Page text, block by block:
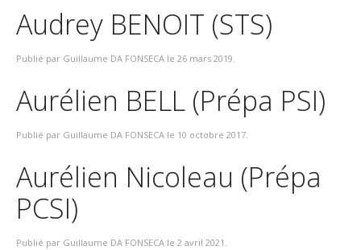
Audrey BENOIT (STS)
Publié par Guillaume DA FONSECA le 26 mars 2019
Aurélien BELL (Prépa PSI)
Publié par Guillaume DA FONSECA le 10 octobre 2017
Aurélien Nicoleau (Prépa
PCSI)
Publié par Guillaume DA FONSECA le 2 avril 2021